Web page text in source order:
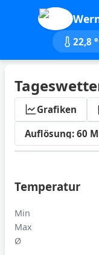
22,8
Grafiken
Temperatur
Min
Max
Ø